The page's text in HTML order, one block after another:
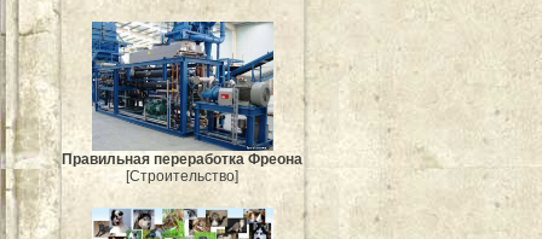
Правильная переработка Фреона
[Строительство]